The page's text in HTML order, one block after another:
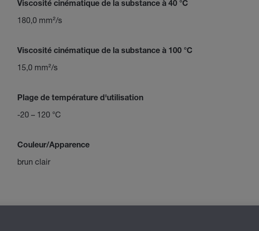
Viscosité cinématique de la substance à 40 °C
180,0 mm²/s
Viscosité cinématique de la substance à 100 °C
15,0 mm²/s
Plage de température d'utilisation
-20 – 120 °C
Couleur/Apparence
brun clair